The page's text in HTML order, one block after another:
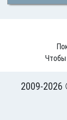
Чтобы
2009-2026